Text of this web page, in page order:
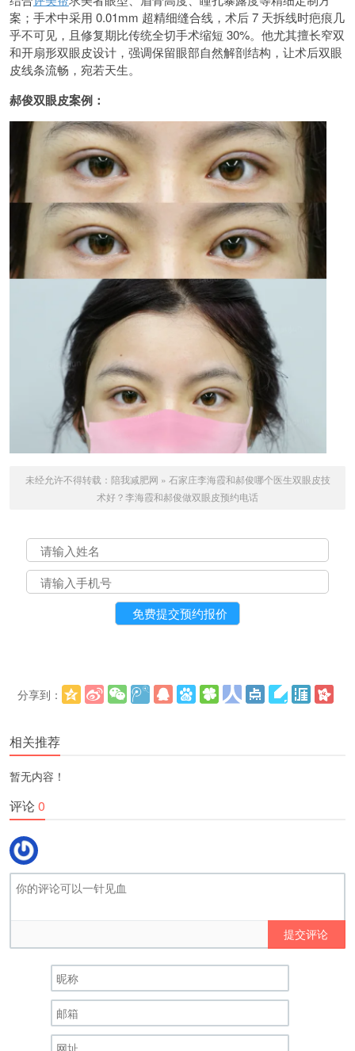
案；手术中采用 0.01mm 超精细缝合线，术后 7 天拆线时疤痕几
乎不可见，且修复期比传统全切手术缩短 30%。他尤其擅长窄双
和开扇形双眼皮设计，强调保留眼部自然解剖结构，让术后双眼
皮线条流畅，宛若天生。
郝俊双眼皮案例：
未经允许不得转载： 陪我减肥网 » 石家庄李海霞和郝俊哪个医生双眼皮技
术好？李海霞和郝俊做双眼皮预约电话
分享到：
相关推荐
暂无内容！
评论0
提交评论